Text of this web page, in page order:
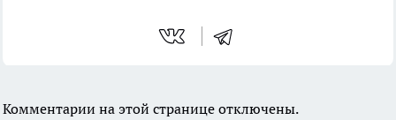
Комментарии на этой странице отключены.